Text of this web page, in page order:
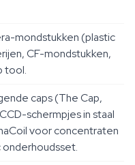
mondstukken (plastic
CF-mondstukken,
tool.
caps (The Cap,
schermpjes in staal
voor concentraten
onderhoudsset.